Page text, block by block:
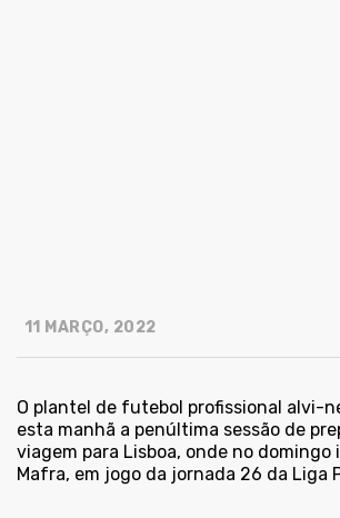
11 MARÇO, 2022
O plantel de futebol profissional alvi-
esta manhã a penúltima sessão de
viagem para Lisboa, onde no
Mafra, em jogo da jornada 26 da Liga